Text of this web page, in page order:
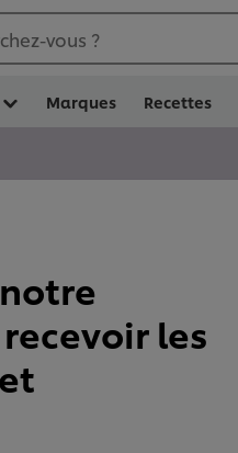
vous ?
Marques Recettes
les